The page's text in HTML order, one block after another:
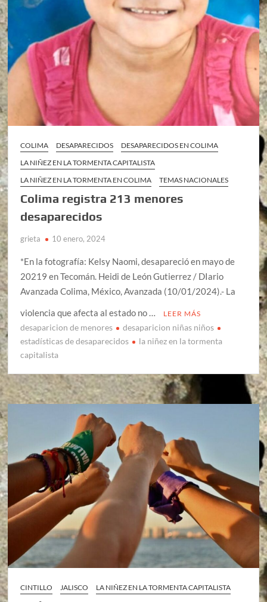
COLIMA DESAPARECIDOS
DESAPARECIDOS EN COLIMA
LA NIÑEZ EN LA TORMENTA CAPITALISTA
LA NIÑEZ EN LA TORMENTA EN COLIMA
TEMAS NACIONALES
Colima registra 213 menores
desaparecidos
grieta 10 enero, 2024
*En la fotografía: Kelsy Naomi, desapareció en mayo de
20219 en Tecomán. Heidi de León Gutierrez / DIario
Avanzada Colima, México, Avanzada (10/01/2024).- La
violencia que afecta al estado no …
LEER MÁS
desaparicion de menores
desaparicion niñas niños
estadísticas de desaparecidos
la niñez en la tormenta
capitalista
CINTILLO JALISCO
LA NIÑEZ EN LA TORMENTA CAPITALISTA